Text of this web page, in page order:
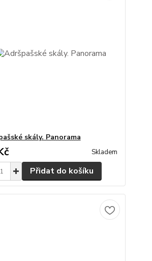
skály. Panorama
Skladem
Přidat do košíku